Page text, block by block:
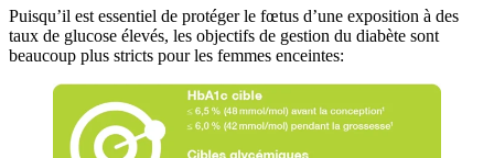
Puisqu’il est essentiel de protéger le fœtus d’une exposition à des
taux de glucose élevés, les objectifs de gestion du diabète sont
beaucoup plus stricts pour les femmes enceintes: